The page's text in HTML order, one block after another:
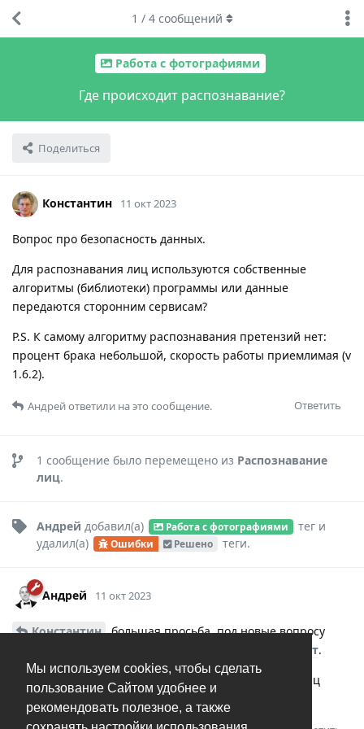
Мы используем cookies, чтобы сделать
пользование Сайтом удобнее и
рекомендовать полезное, а также
Работа с фотографиями
Где происходит распознавание?
Поделиться
1 / 4сообщений
Константин 11 окт 2023
Вопрос про безопасность данных.
Для распознавания лиц используются собственные
алгоритмы (библиотеки) программы или данные
передаются сторонним сервисам?
P.S. К самому алгоритму распознавания претензий нет:
процент брака небольшой, скорость работы приемлимая (v
1.6.2).
Ответить
Андрейответили на это сообщение.
1 сообщение было перемещено из Распознавание
лиц.
Андрей добавил(а) Работа с фотографиями теги
удалил(а)
Ошибки Решено теги.
Андрей 11 окт 2023
Константин большая просьба, под новые вопросу
описаны тут.
Всё распознавание происходит локально, данные лиц